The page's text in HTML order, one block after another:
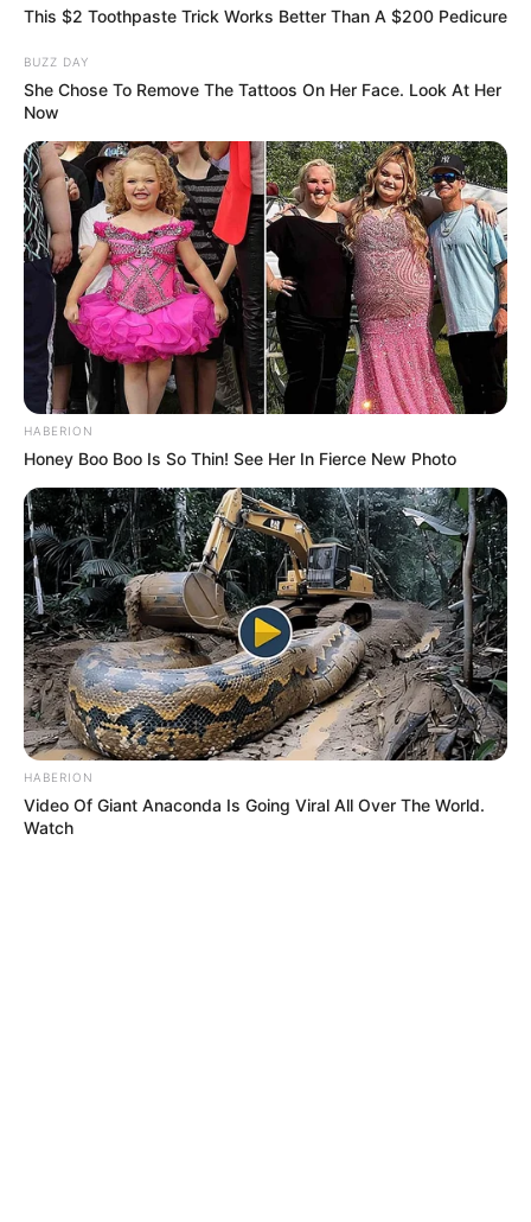
This $2 Toothpaste Trick Works Better Than A $200 Pedicure
BUZZ DAY
She Chose To Remove The Tattoos On Her Face. Look At Her
Now
HABERION
Honey Boo Boo Is So Thin! See Her In Fierce New Photo
HABERION
Video Of Giant Anaconda Is Going Viral All Over The World.
Watch